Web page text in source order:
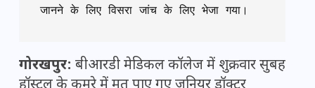
जानने के लिए विसरा जांच के लिए भेजा गया।
गोरखपुर: बीआरडी मेडिकल कॉलेज में शुक्रवार सुबह